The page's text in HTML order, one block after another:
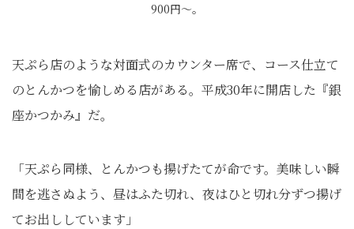
900円～。
天ぷら店のような対面式のカウンター席で、コース仕立て
のとんかつを愉しめる店がある。平成30年に開店した『銀
座かつかみ』だ。
「天ぷら同様、とんかつも揚げたてが命です。美味しい瞬
間を逃さぬよう、昼はふた切れ、夜はひと切れ分ずつ揚げ
てお出ししています」